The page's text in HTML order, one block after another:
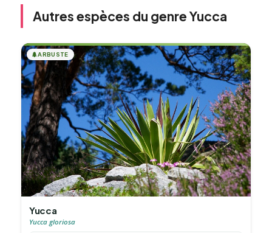
Autres espèces du genre Yucca
🌲ARBUSTE
Yucca
Yucca gloriosa